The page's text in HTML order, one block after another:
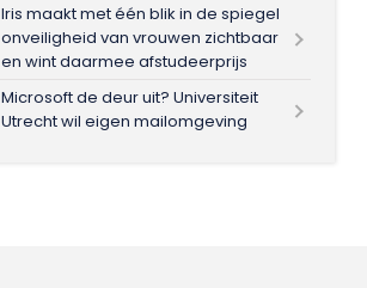
Iris maakt met één blik in de spiegel
onveiligheid van vrouwen zichtbaar
en wint daarmee afstudeerprijs
Microsoft de deur uit? Universiteit
Utrecht wil eigen mailomgeving